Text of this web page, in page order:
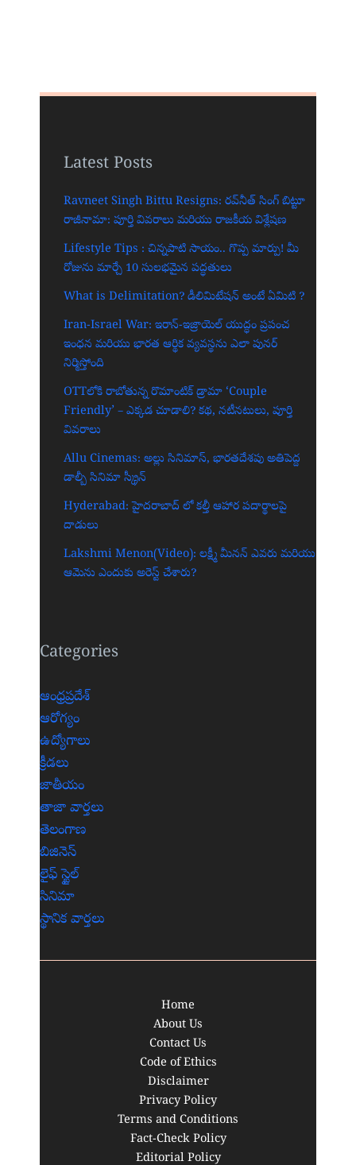
Latest Posts
Ravneet Singh Bittu Resigns: రవ్‌నీత్ సింగ్ బిట్టూ
రాజీనామా: పూర్తి వివరాలు మరియు రాజకీయ విశ్లేషణ
Lifestyle Tips : చిన్నపాటి సాయం.. గొప్ప మార్పు! మీ
రోజును మార్చే 10 సులభమైన పద్ధతులు
What is Delimitation? డీలిమిటేషన్ అంటే ఏమిటి ?
Iran-Israel War: ఇరాన్-ఇజ్రాయెల్ యుద్ధం ప్రపంచ
ఇంధన మరియు భారత ఆర్థిక వ్యవస్థను ఎలా పునర్
నిర్మిస్తోంది
OTTలోకి రాబోతున్న రొమాంటిక్ డ్రామా ‘Couple
Friendly’ – ఎక్కడ చూడాలి? కథ, నటీనటులు, పూర్తి
వివరాలు
Allu Cinemas: అల్లు సినిమాస్, భారతదేశపు అతిపెద్ద
డాల్బీ సినిమా స్క్రీన్‌
Hyderabad: హైదరాబాద్‌ లో కల్తీ ఆహార పదార్థాలపై
దాడులు
Lakshmi Menon(Video): లక్ష్మీ మీనన్ ఎవరు మరియు
ఆమెను ఎందుకు అరెస్ట్ చేశారు?
Categories
ఆంధ్రప్రదేశ్
ఆరోగ్యం
ఉద్యోగాలు
క్రీడలు
జాతీయం
తాజా వార్తలు
తెలంగాణ
బిజినెస్
లైఫ్ స్టైల్
సినిమా
స్థానిక వార్తలు
Home
About Us
Contact Us
Code of Ethics
Disclaimer
Privacy Policy
Terms and Conditions
Fact-Check Policy
Editorial Policy